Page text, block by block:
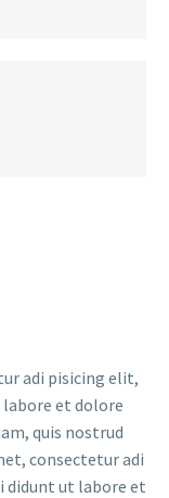
adi pisicing elit,
et dolore
quis nostrud
consectetur adi
didunt ut labore et